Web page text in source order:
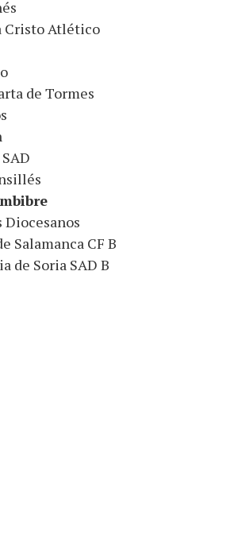
Cristo Atlético
de Tormes
Diocesanos
Salamanca CF B
de Soria SAD B